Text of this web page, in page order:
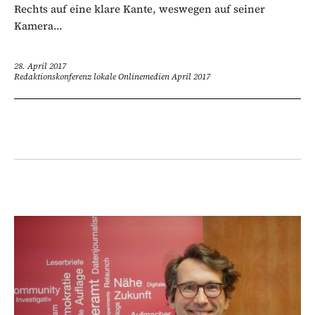
Rechts auf eine klare Kante, weswegen auf seiner
Kamera...
28. April 2017
Redaktionskonferenz lokale Onlinemedien April 2017